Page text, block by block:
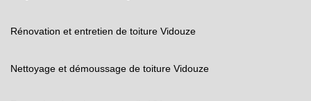
Rénovation et entretien de toiture Vidouze
Nettoyage et démoussage de toiture Vidouze